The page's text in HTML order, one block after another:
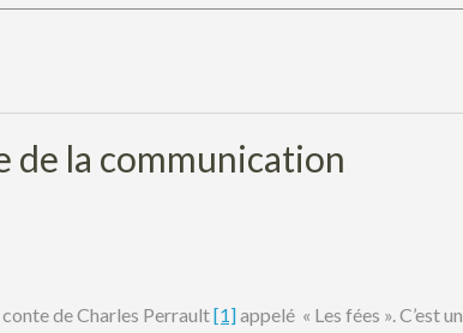
de la communication
conte de Charles Perrault[1]appelé « Les fées ». C’est un